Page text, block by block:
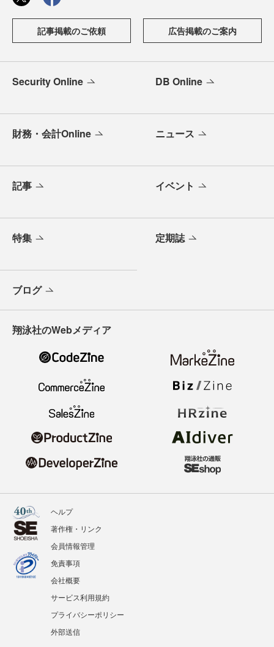
記事掲載のご依頼 広告掲載のご案内
Security Online DB Online
財務・会計Online ニュース
記事 イベント
特集 定期誌
ブログ
翔泳社のWebメディア
ヘルプ
著作権・リンク
会員情報管理
免責事項
会社概要
サービス利用規約
プライバシーポリシー
外部送信